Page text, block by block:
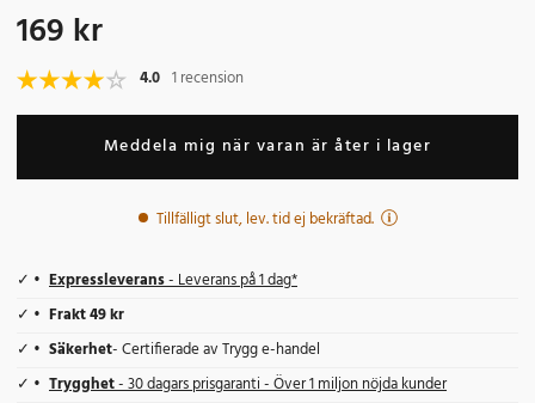
Pris:169 kr
169 kr
4.0 1 recension
Meddela mig när varan är åter i lager
Tillfälligt slut, lev. tid ej bekräftad.
Expressleverans- Leverans på 1 dag*
Frakt 49 kr
Säkerhet- Certifierade av Trygg e-handel
Trygghet- 30 dagars prisgaranti - Över 1 miljon nöjda kunder